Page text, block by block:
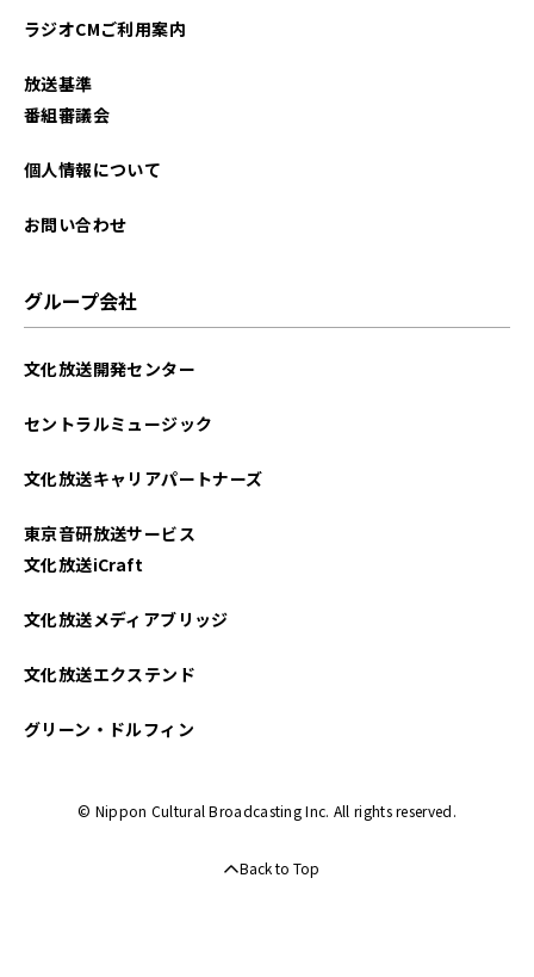
2024年07月
2024年04月
2022年12月
2022年11月
2022年10月
ラジオCMご利用案内
放送基準
番組審議会
個人情報について
お問い合わせ
グループ会社
文化放送開発センター
セントラルミュージック
文化放送キャリアパートナーズ
東京音研放送サービス
文化放送iCraft
文化放送メディアブリッジ
文化放送エクステンド
グリーン・ドルフィン
© Nippon Cultural Broadcasting Inc. All rights reserved.
Back to Top